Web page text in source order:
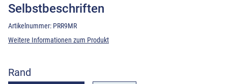
Selbstbeschriften
Artikelnummer: PRR9MR
Weitere Informationen zum Produkt
Rand